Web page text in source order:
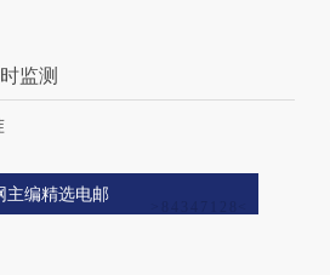
监测
主编精选电邮